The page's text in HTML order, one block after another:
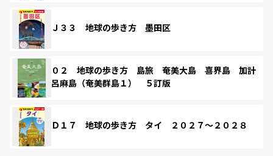
Ｊ３３ 地球の歩き方 墨田区
０２ 地球の歩き方 島旅 奄美大島 喜界島 加計
呂麻島（奄美群島１） ５訂版
Ｄ１７ 地球の歩き方 タイ ２０２７～２０２８